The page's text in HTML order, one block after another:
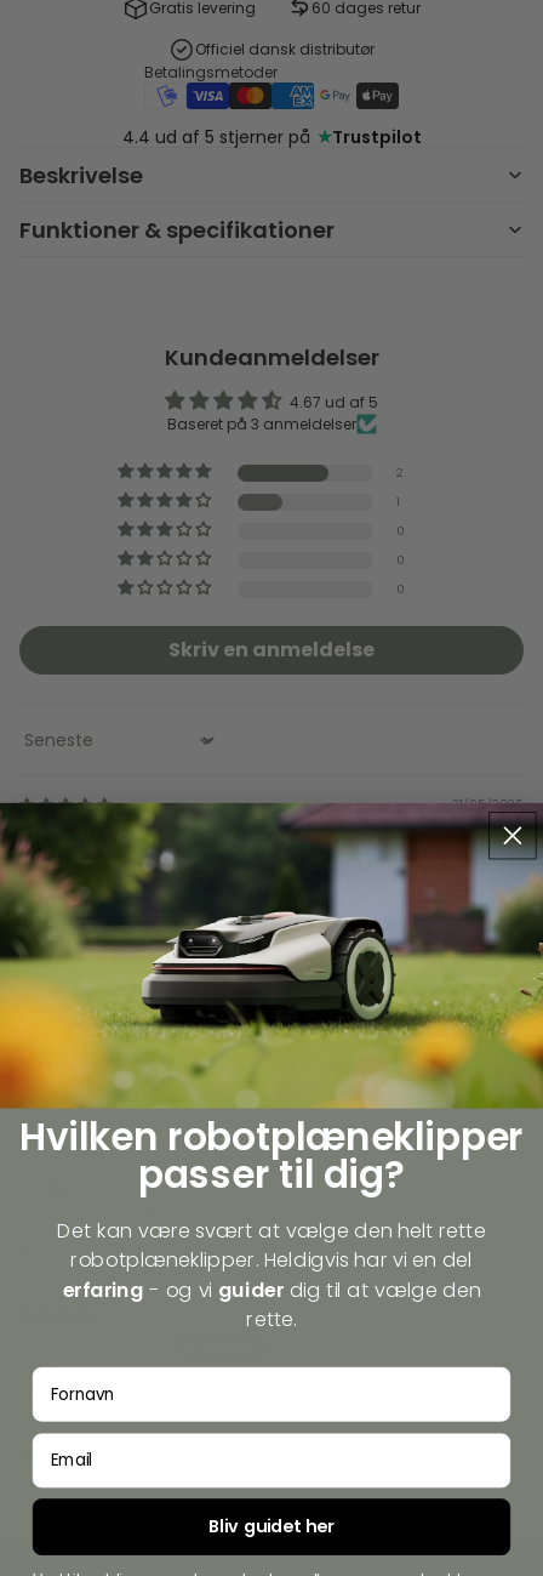
Gratis levering
60 dages retur
Officiel dansk distributør
Betalingsmetoder
4.4 ud af 5 stjerner på ★Trustpilot
Beskrivelse
Funktioner & specifikationer
Kundeanmeldelser
4.67 ud af 5
Baseret på 3 anmeldelser
2
1
0
0
0
Skriv en anmeldelse
Sort by
31/05/2026
Martin Nielsen
Jeg er godt tilfreds med produktet. Jeg har en åben have dog med
en del træer og var bekymret for om antenne forholdene var gode
nok, men det virker til at de er fine.Det virker som om den er meget
præcis og jeg synes softwaren i appen er intuitiv. Jeg har mappet
1500m2 og det virker som om den sagtens kan følge med. Min
første robot og er overrasket over hvor nem den var at sætte op.
Anmeldelser på andre sprog
18/07/2026
Kristian Warming
Oversæt anmeldelse til dansk
Kjapt levert. Sporing for pakken virket ikke men det er vel strengt tatt
transportkontoret sin feil. Fikk pakken etter 4 dager
Oversæt anmeldelse til dansk
Hvordan indsamles anmeldelser?
Hvilken robotplæneklipper
passer til dig?
Det kan være svært at vælge den helt rette
robotplæneklipper. Heldigvis har vi en del
erfaring - og vi guider dig til at vælge den
rette.
fornavn
email
Bliv guidet her